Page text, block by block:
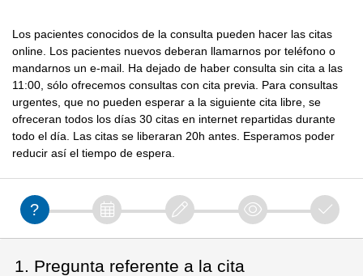
Los pacientes conocidos de la consulta pueden hacer las citas
online. Los pacientes nuevos deberan llamarnos por teléfono o
mandarnos un e-mail. Ha dejado de haber consulta sin cita a las
11:00, sólo ofrecemos consultas con cita previa. Para consultas
urgentes, que no pueden esperar a la siguiente cita libre, se
ofreceran todos los días 30 citas en internet repartidas durante
todo el día. Las citas se liberaran 20h antes. Esperamos poder
reducir así el tiempo de espera.
1. Pregunta referente a la cita